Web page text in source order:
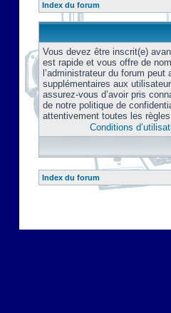
Index du forum
Vous devez être inscrit(e)
est rapide et vous offre de
l’administrateur du forum
supplémentaires aux
assurez-vous d’avoir pris
de notre politique de
attentivement toutes les
Conditions
Index du forum